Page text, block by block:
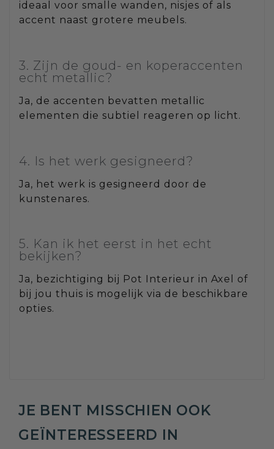
ideaal voor smalle wanden, nisjes of als
accent naast grotere meubels.
3. Zijn de goud- en koperaccenten
echt metallic?
Ja, de accenten bevatten metallic
elementen die subtiel reageren op licht.
4. Is het werk gesigneerd?
Ja, het werk is gesigneerd door de
kunstenares.
5. Kan ik het eerst in het echt
bekijken?
Ja, bezichtiging bij Pot Interieur in Axel of
bij jou thuis is mogelijk via de beschikbare
opties.
JE BENT MISSCHIEN OOK
GEÏNTERESSEERD IN